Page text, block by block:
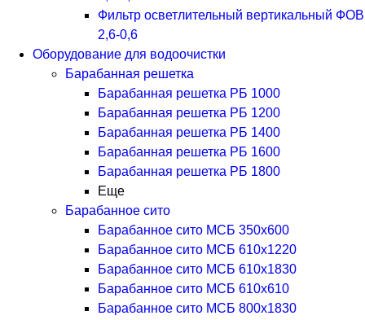
Фильтр осветлительный вертикальный ФОВ
2,6-0,6
Оборудование для водоочистки
Барабанная решетка
Барабанная решетка РБ 1000
Барабанная решетка РБ 1200
Барабанная решетка РБ 1400
Барабанная решетка РБ 1600
Барабанная решетка РБ 1800
Еще
Барабанное сито
Барабанное сито МСБ 350x600
Барабанное сито МСБ 610x1220
Барабанное сито МСБ 610x1830
Барабанное сито МСБ 610x610
Барабанное сито МСБ 800x1830